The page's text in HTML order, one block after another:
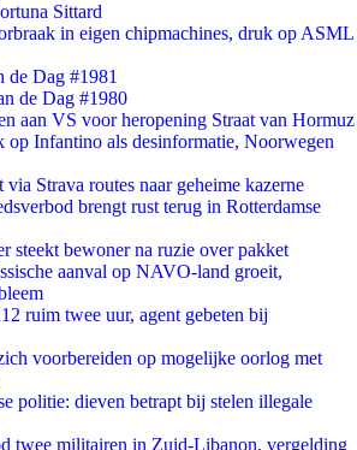
Sittard
in eigen chipmachines, druk op ASML
de Dag #1981
de Dag #1980
aan VS voor heropening Straat van Hormuz
op Infantino als desinformatie, Noorwegen
Strava routes naar geheime kazerne
brengt rust terug in Rotterdamse
steekt bewoner na ruzie over pakket
aanval op NAVO-land groeit,
ruim twee uur, agent gebeten bij
voorbereiden op mogelijke oorlog met
politie: dieven betrapt bij stelen illegale
twee militairen in Zuid-Libanon, vergelding